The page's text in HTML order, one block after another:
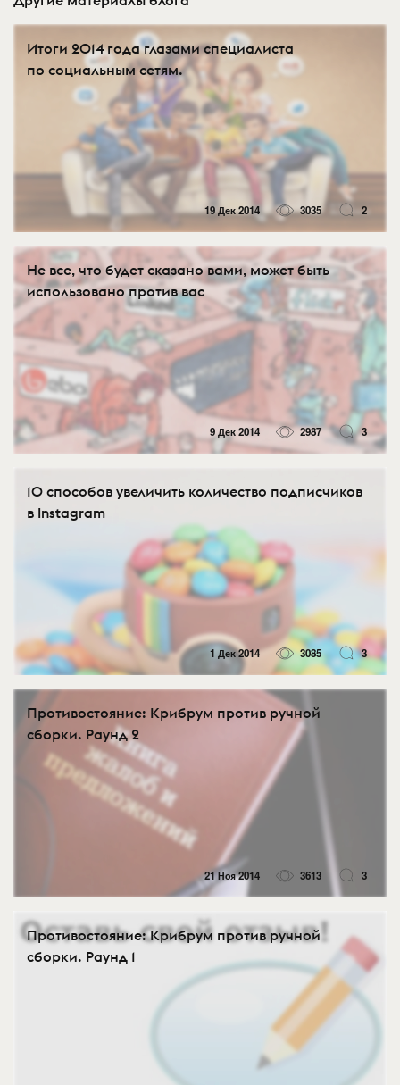
Итоги 2014 года глазами специалиста
по социальным сетям.
19 Дек 2014 3035 2
Не все, что будет сказано вами, может быть
использовано против вас
9 Дек 2014 2987 3
10 способов увеличить количество подписчиков
в Instagram
1 Дек 2014 3085 3
Противостояние: Крибрум против ручной
сборки. Раунд 2
21 Ноя 2014 3613 3
Противостояние: Крибрум против ручной
сборки. Раунд 1